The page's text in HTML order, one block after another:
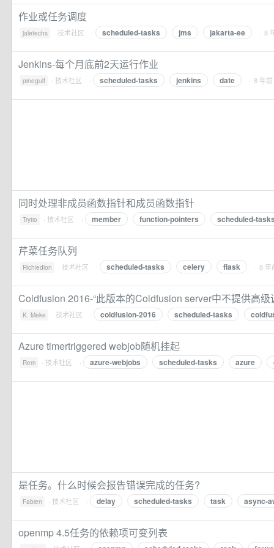
作业或任务调度
jaletechs · 技术社区 · scheduled-tasks jms jakarta-ee · 8
Jenkins-每个月底前2天运行作业
pinegulf · 技术社区 · scheduled-tasks jenkins date · 8 年前
同时处理非成员函数指针和成员函数指针
Trytio · 技术社区 · member function-pointers scheduled-
芹菜任务队列
Richiedlon · 技术社区 · scheduled-tasks celery flask · 8 年
Coldfusion 2016-“此版本的Coldfusion server中不提供高级
K. Meke · 技术社区 · coldfusion-2016 scheduled-tasks
Azure timertriggered webjob随机挂起
Rem · 技术社区 · azure-webjobs scheduled-tasks azure
是任务。什么时候会报告错误完成的任务?
Fabien · 技术社区 · delay scheduled-tasks task async-
openmp 4.5任务的依赖项可变列表